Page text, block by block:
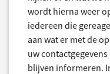
wordt hierna weer
iedereen die
aan wat er met de
uw
blijven informeren.